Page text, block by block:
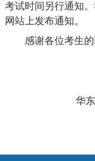
考试时间另行通知。
网站 上发布通知。
感谢各位考生
华